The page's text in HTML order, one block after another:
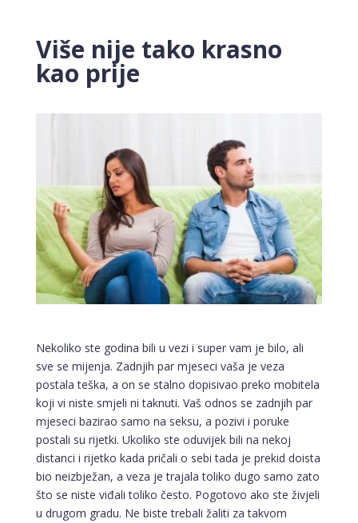
Više nije tako krasno
kao prije
Nekoliko ste godina bili u vezi i super vam je bilo, ali
sve se mijenja. Zadnjih par mjeseci vaša je veza
postala teška, a on se stalno dopisivao preko mobitela
koji vi niste smjeli ni taknuti. Vaš odnos se zadnjih par
mjeseci bazirao samo na seksu, a pozivi i poruke
postali su rijetki. Ukoliko ste oduvijek bili na nekoj
distanci i rijetko kada pričali o sebi tada je prekid doista
bio neizbježan, a veza je trajala toliko dugo samo zato
što se niste viđali toliko često. Pogotovo ako ste živjeli
u drugom gradu. Ne biste trebali žaliti za takvom